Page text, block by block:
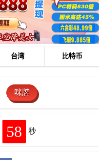
台湾 比特币
咪牌
58 秒